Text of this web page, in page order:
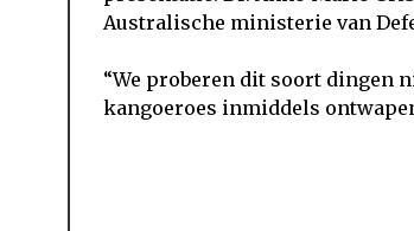
Australische ministerie van
“We proberen dit soort dingen
kangoeroes inmiddels